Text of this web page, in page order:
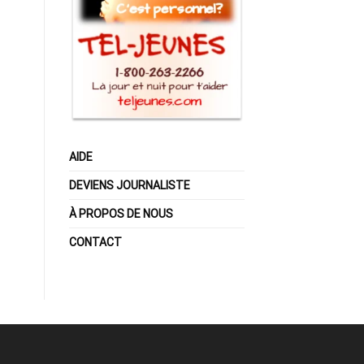
AIDE
DEVIENS JOURNALISTE
À PROPOS DE NOUS
CONTACT